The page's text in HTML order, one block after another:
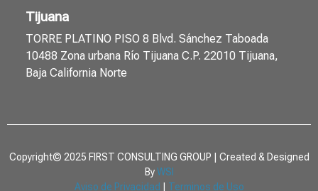
Tijuana
TORRE PLATINO PISO 8 Blvd. Sánchez Taboada
10488 Zona urbana Río Tijuana C.P. 22010 Tijuana,
Baja California Norte
Copyright© 2025 FIRST CONSULTING GROUP | Created & Designed
ByWSI
Aviso de Privacidad
Terminos de Uso